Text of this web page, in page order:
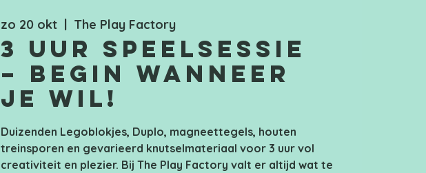
zo 20 okt
  |
The Play Factory
3 uur speelsessie
– Begin wanneer
je wil!
Duizenden Legoblokjes, Duplo, magneettegels, houten
treinsporen en gevarieerd knutselmateriaal voor 3 uur vol
creativiteit en plezier. Bij The Play Factory valt er altijd wat te